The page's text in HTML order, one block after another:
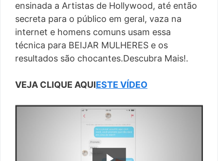
ensinada a Artistas de Hollywood, até então
secreta para o público em geral, vaza na
internet e homens comuns usam essa
técnica para BEIJAR MULHERES e os
resultados são chocantes.Descubra Mais!.
VEJA CLIQUE AQUIESTE VÍDEO